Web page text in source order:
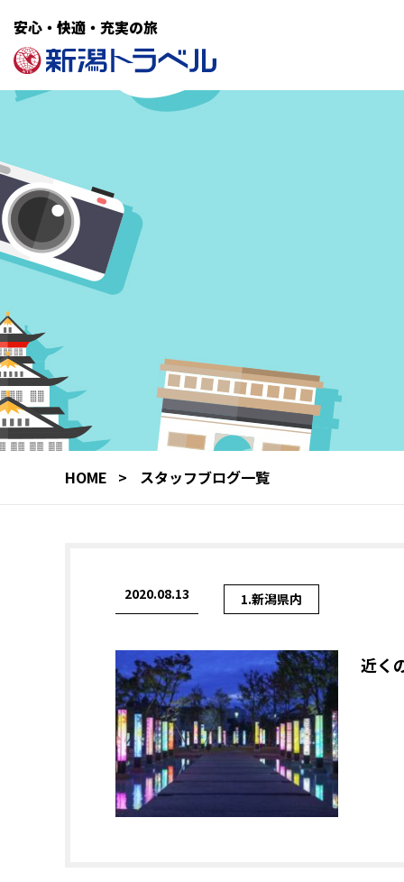
安心・快適・充実の旅
HOME スタッフブログ一覧
2020.08.13 1.新潟県内
近く